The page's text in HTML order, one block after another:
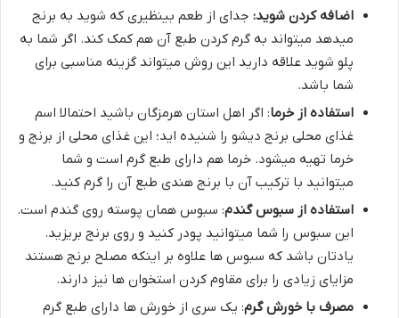
اضافه کردن شوید: جدای از طعم بینظیری که شوید به برنج
میدهد میتواند به گرم کردن طبع آن هم کمک کند. اگر شما به
پلو شوید علاقه دارید این روش میتواند گزینه مناسبی برای
شما باشد.
استفاده از خرما: اگر اهل استان هرمزگان باشید احتمالا اسم
غذای محلی برنج دیشو را شنیده اید؛ این غذای محلی از برنج و
خرما تهیه میشود. خرما هم دارای طبع گرم است و شما
میتوانید با ترکیب آن با برنج هندی طبع آن را گرم کنید.
استفاده از سبوس گندم: سبوس همان پوسته روی گندم است.
این سبوس را شما میتوانید پودر کنید و روی برنج بریزید.
یادتان باشد که سبوس ها علاوه بر اینکه مصلح برنج هستند
مزایای زیادی را برای مقاوم کردن استخوان ها نیز دارند.
مصرف با خورش گرم: یک سری از خورش ها دارای طبع گرم